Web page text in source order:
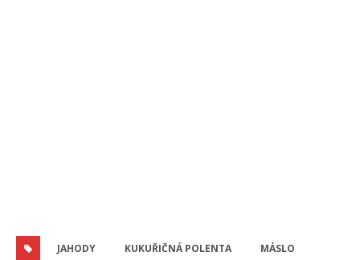
JAHODY KUKUŘIČNÁ POLENTA MÁSLO